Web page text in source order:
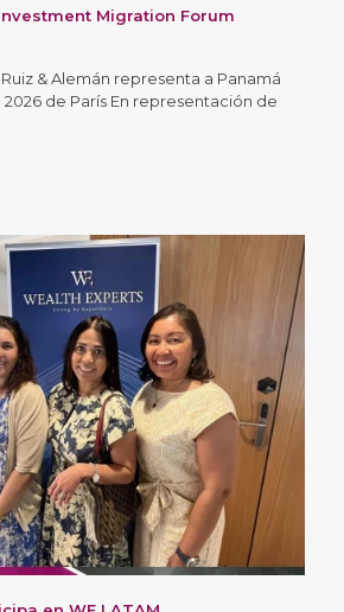
Migration Forum
& Alemán representa a Panamá
2026 de París En representación de